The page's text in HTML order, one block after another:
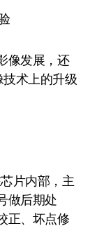
像发展，还
术上的升级
片内部，主
做后期处
正、坏点修